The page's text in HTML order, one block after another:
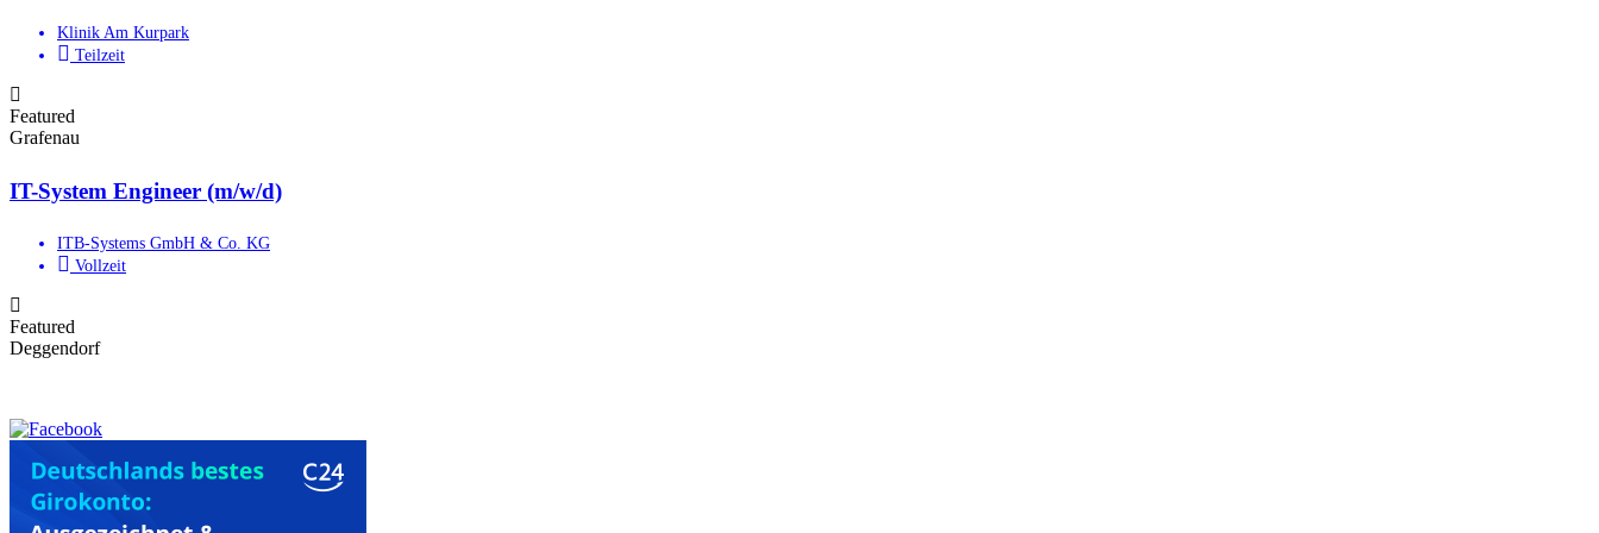
Klinik Am Kurpark
Teilzeit
Featured
Grafenau
IT-System Engineer (m/w/d)
ITB-Systems GmbH & Co. KG
Vollzeit
Featured
Deggendorf